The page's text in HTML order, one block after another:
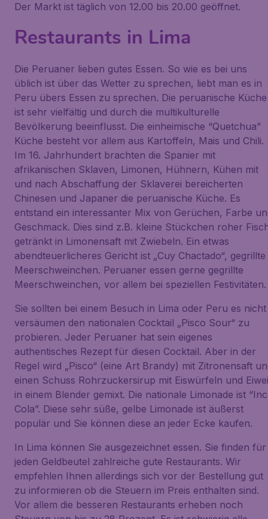
Der Markt ist täglich von 12.00 bis 20.00 geöffnet.
Restaurants in Lima
Die Peruaner lieben gutes Essen. So wie es bei uns
üblich ist über das Wetter zu sprechen, liebt man es in
Peru übers Essen zu sprechen. Die peruanische Küche
ist sehr vielfältig und durch die multikulturelle
Bevölkerung beeinflusst. Die einheimische “Quetchua”
Küche besteht vor allem aus Kartoffeln, Mais und Chili.
Im 16. Jahrhundert brachten die Spanier mit
afrikanischen Sklaven, Limonen, Hühnern, Kühen mit
und nach Abschaffung der Sklaverei bereicherten
Chinesen und Japaner die peruanische Küche. Es
entstand ein interessanter Mix von Gerüchen, Farbe
Geschmack. Dies sind z.B. kleine Stückchen roher
getränkt in Limonensaft mit Zwiebeln. Ein etwas
abendteuerlicheres Gericht ist „Cuy Chactado“, gegrillte
Meerschweinchen. Peruaner essen gerne gegrillte
Meerschweinchen, vor allem bei speziellen Festivitäten.
Sie sollten bei einem Besuch in Lima oder Peru es nicht
versäumen den nationalen Cocktail „Pisco Sour“ zu
probieren. Jeder Peruaner hat sein eigenes
authentisches Rezept für diesen Cocktail. Aber in der
Regel wird „Pisco“ (eine Art Brandy) mit Zitronensaft
einen Schuss Rohrzuckersirup mit Eiswürfeln und
in einem Blender gemixt. Die nationale Limonade ist
Cola”. Diese sehr süße, gelbe Limonade ist äußerst
populär und Sie können diese an jeder Ecke kaufen.
In Lima können Sie ausgezeichnet essen. Sie finden für
jeden Geldbeutel zahlreiche gute Restaurants. Wir
empfehlen Ihnen allerdings sich vor der Bestellung gut
zu informieren ob die Steuern im Preis enthalten sind.
Vor allem die besseren Restaurants erheben noch